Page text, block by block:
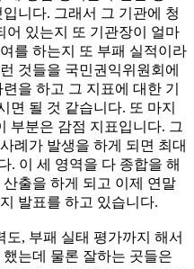
니다. 그래서 그 기관에 청
어 있는지 또 기관장이 얼마
를 하는지 또 부패 실적이라
것들을 국민권익위원회에
을 하고 그 지표에 대한 기
면 될 것 같습니다. 또 마지
부분은 감점 지표입니다. 그
례가 발생을 하게 되면 최대
. 이 세 영역을 다 종합을 해
출을 하게 되고 이제 연말
발표를 하고 있습니다.
, 부패 실태 평가까지 해서
는데 물론 잘하는 곳들은